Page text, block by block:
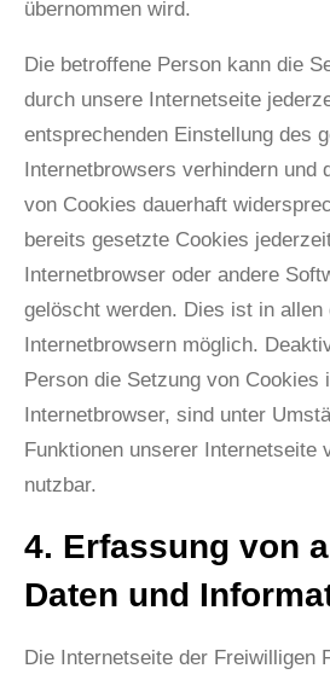
übernommen wird.
Die betroffene Person kann die
durch unsere Internetseite
entsprechenden Einstellung des
Internetbrowsers verhindern und
von Cookies dauerhaft
bereits gesetzte Cookies
Internetbrowser oder andere
gelöscht werden. Dies ist in allen
Internetbrowsern möglich.
Person die Setzung von Cookies
Internetbrowser, sind unter
Funktionen unserer Internetseite
nutzbar.
4. Erfassung von
Daten und
Die Internetseite der Freiwilligen